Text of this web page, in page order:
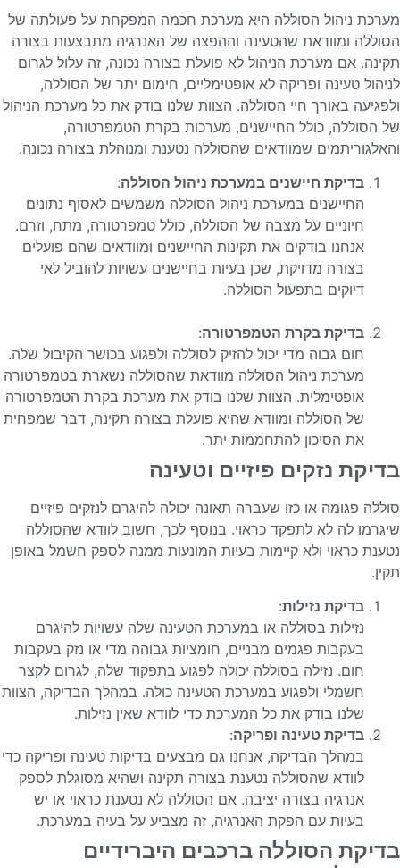
מערכת ניהול הסוללה היא מערכת חכמה המפקחת על פעולתה של
הסוללה ומוודאת שהטעינה וההפצה של האנרגיה מתבצעות בצורה
תקינה. אם מערכת הניהול לא פועלת בצורה נכונה, זה עלול לגרום
לניהול טעינה ופריקה לא אופטימליים, חימום יתר של הסוללה,
ולפגיעה באורך חיי הסוללה. הצוות שלנו בודק את כל מערכת הניהול
של הסוללה, כולל החיישנים, מערכות בקרת הטמפרטורה,
והאלגוריתמים שמוודאים שהסוללה נטענת ומנוהלת בצורה נכונה.
בדיקת חיישנים במערכת ניהול הסוללה:
החיישנים במערכת ניהול הסוללה משמשים לאסוף נתונים
חיוניים על מצבה של הסוללה, כולל טמפרטורה, מתח, וזרם.
אנחנו בודקים את תקינות החיישנים ומוודאים שהם פועלים
בצורה מדויקת, שכן בעיות בחיישנים עשויות להוביל לאי
דיוקים בתפעול הסוללה.
בדיקת בקרת הטמפרטורה:
חום גבוה מדי יכול להזיק לסוללה ולפגוע בכושר הקיבול שלה.
מערכת ניהול הסוללה מוודאת שהסוללה נשארת בטמפרטורה
אופטימלית. הצוות שלנו בודק את מערכת בקרת הטמפרטורה
של הסוללה ומוודא שהיא פועלת בצורה תקינה, דבר שמפחית
את הסיכון להתחממות יתר.
בדיקת נזקים פיזיים וטעינה
סוללה פגומה או כזו שעברה תאונה יכולה להיגרם לנזקים פיזיים
שיגרמו לה לא לתפקד כראוי. בנוסף לכך, חשוב לוודא שהסוללה
נטענת כראוי ולא קיימות בעיות המונעות ממנה לספק חשמל באופן
תקין.
בדיקת נזילות:
נזילות בסוללה או במערכת הטעינה שלה עשויות להיגרם
בעקבות פגמים מבניים, חומציות גבוהה מדי או נזק בעקבות
חום. נזילה בסוללה יכולה לפגוע בתפקוד שלה, לגרום לקצר
חשמלי ולפגוע במערכת הטעינה כולה. במהלך הבדיקה, הצוות
שלנו בודק את כל המערכת כדי לוודא שאין נזילות.
בדיקת טעינה ופריקה:
במהלך הבדיקה, אנחנו גם מבצעים בדיקות טעינה ופריקה כדי
לוודא שהסוללה נטענת בצורה תקינה ושהיא מסוגלת לספק
אנרגיה בצורה יציבה. אם הסוללה לא נטענת כראוי או יש
בעיות עם הפקת האנרגיה, זה מצביע על בעיה במערכת.
בדיקת הסוללה ברכבים היברידיים